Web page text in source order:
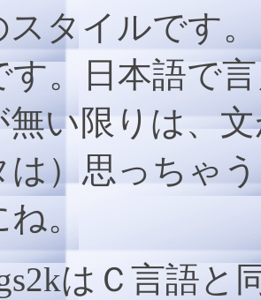
スタイルです
す。日本語で
無い限りは、
は）思っちゃ
。
はＣ言語と